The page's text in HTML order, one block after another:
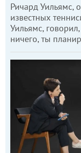
Ричард Уильямс,
известных
Уильямс,
ничего, ты